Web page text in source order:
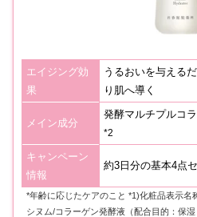
エイジング効
果
うるおいを与える
り肌へ導く
メイン成分
発酵マルチプルコ
*2
キャンペーン
情報
約3日分の基本4点
*年齢に応じたケアのこと *1)化粧品表示名
シヌム/コラーゲン発酵液（配合目的：保